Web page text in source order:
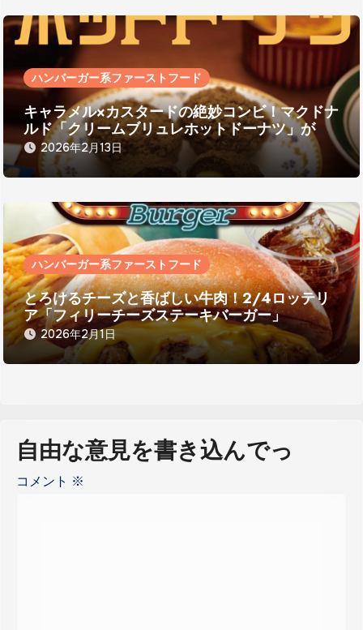
ハンバーガー系ファーストフード
キャラメル×カスタードの絶妙コンビ！マクドナ
ルド「クリームブリュレホットドーナツ」が期
間限定で登場
2026年2月13日
ハンバーガー系ファーストフード
とろけるチーズと香ばしい牛肉！2/4ロッテリ
ア「フィリーチーズステーキバーガー」
2026年2月1日
自由な意見を書き込んでっ
コメント ※